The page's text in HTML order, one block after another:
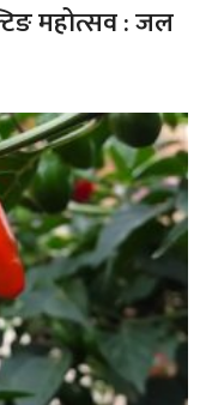
महोत्सव : जल